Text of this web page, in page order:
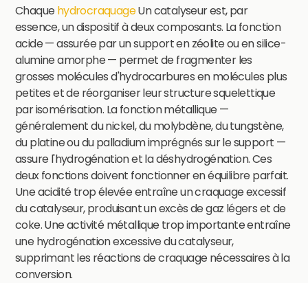
ChaquehydrocraquageUn catalyseur est, par
essence, un dispositif à deux composants. La fonction
acide — assurée par un support en zéolite ou en silice-
alumine amorphe — permet de fragmenter les
grosses molécules d'hydrocarbures en molécules plus
petites et de réorganiser leur structure squelettique
par isomérisation. La fonction métallique —
généralement du nickel, du molybdène, du tungstène,
du platine ou du palladium imprégnés sur le support —
assure l'hydrogénation et la déshydrogénation. Ces
deux fonctions doivent fonctionner en équilibre parfait.
Une acidité trop élevée entraîne un craquage excessif
du catalyseur, produisant un excès de gaz légers et de
coke. Une activité métallique trop importante entraîne
une hydrogénation excessive du catalyseur,
supprimant les réactions de craquage nécessaires à la
conversion.